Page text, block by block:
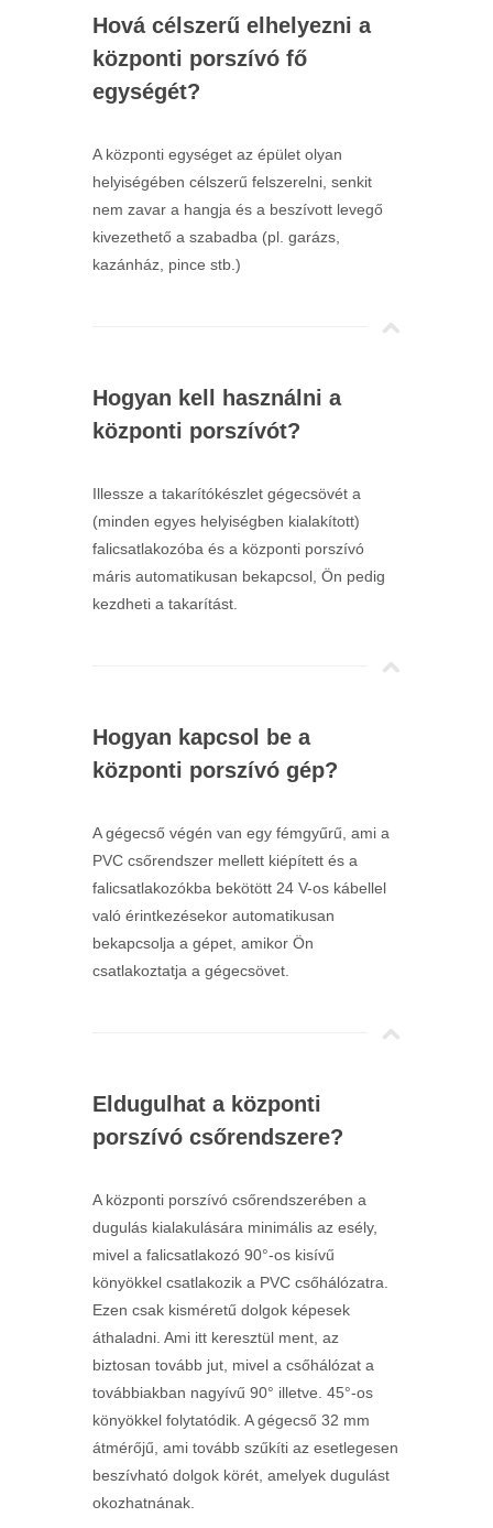
Hová célszerű elhelyezni a
központi porszívó fő
egységét?
A központi egységet az épület olyan
helyiségében célszerű felszerelni, senkit
nem zavar a hangja és a beszívott levegő
kivezethető a szabadba (pl. garázs,
kazánház, pince stb.)
Hogyan kell használni a
központi porszívót?
Illessze a takarítókészlet gégecsövét a
(minden egyes helyiségben kialakított)
falicsatlakozóba és a központi porszívó
máris automatikusan bekapcsol, Ön pedig
kezdheti a takarítást.
Hogyan kapcsol be a
központi porszívó gép?
A gégecső végén van egy fémgyűrű, ami a
PVC csőrendszer mellett kiépített és a
falicsatlakozókba bekötött 24 V-os kábellel
való érintkezésekor automatikusan
bekapcsolja a gépet, amikor Ön
csatlakoztatja a gégecsövet.
Eldugulhat a központi
porszívó csőrendszere?
A központi porszívó csőrendszerében a
dugulás kialakulására minimális az esély,
mivel a falicsatlakozó 90°-os kisívű
könyökkel csatlakozik a PVC csőhálózatra.
Ezen csak kisméretű dolgok képesek
áthaladni. Ami itt keresztül ment, az
biztosan tovább jut, mivel a csőhálózat a
továbbiakban nagyívű 90° illetve. 45°-os
könyökkel folytatódik. A gégecső 32 mm
átmérőjű, ami tovább szűkíti az esetlegesen
beszívható dolgok körét, amelyek dugulást
okozhatnának.